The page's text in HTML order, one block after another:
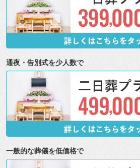
通夜・告別式を少人数で
一般的な葬儀を低価格で